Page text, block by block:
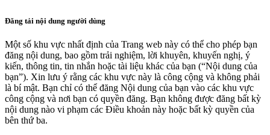
Đăng tải nội dung người dùng
Một số khu vực nhất định của Trang web này có thể cho phép bạn
đăng nội dung, bao gồm trải nghiệm, lời khuyên, khuyến nghị, ý
kiến, thông tin, tin nhắn hoặc tài liệu khác của bạn (“Nội dung của
bạn”). Xin lưu ý rằng các khu vực này là công cộng và không phải
là bí mật. Bạn chỉ có thể đăng Nội dung của bạn vào các khu vực
công cộng và nơi bạn có quyền đăng. Bạn không được đăng bất kỳ
nội dung nào vi phạm các Điều khoản này hoặc bất kỳ quyền của
bên thứ ba.